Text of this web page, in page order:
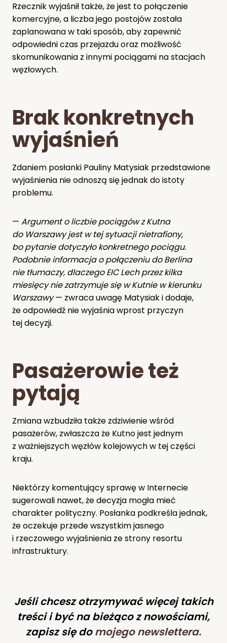
Rzecznik wyjaśnił także, że jest to połączenie
komercyjne, a liczba jego postojów została
zaplanowana w taki sposób, aby zapewnić
odpowiedni czas przejazdu oraz możliwość
skomunikowania z innymi pociągami na stacjach
węzłowych.
Brak konkretnych
wyjaśnień
Zdaniem posłanki Pauliny Matysiak przedstawione
wyjaśnienia nie odnoszą się jednak do istoty
problemu.
— Argument o liczbie pociągów z Kutna
do Warszawy jest w tej sytuacji nietrafiony,
bo pytanie dotyczyło konkretnego pociągu.
Podobnie informacja o połączeniu do Berlina
nie tłumaczy, dlaczego EIC Lech przez kilka
miesięcy nie zatrzymuje się w Kutnie w kierunku
Warszawy— zwraca uwagę Matysiak i dodaje,
że odpowiedź nie wyjaśnia wprost przyczyn
tej decyzji.
Pasażerowie też
pytają
Zmiana wzbudziła także zdziwienie wśród
pasażerów, zwłaszcza że Kutno jest jednym
z ważniejszych węzłów kolejowych w tej części
kraju.
Niektórzy komentujący sprawę w Internecie
sugerowali nawet, że decyzja mogła mieć
charakter polityczny. Posłanka podkreśla jednak,
że oczekuje przede wszystkim jasnego
i rzeczowego wyjaśnienia ze strony resortu
infrastruktury.
Jeśli chcesz otrzymywać więcej takich
treści i być na bieżąco z nowościami,
zapisz się do mojego newslettera.